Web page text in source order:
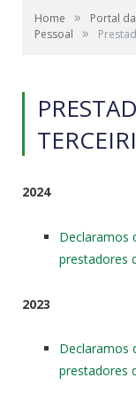
Home » Portal
Pessoal
»
2024
Declaramos
prestadores
2023
Declaramos
prestadores